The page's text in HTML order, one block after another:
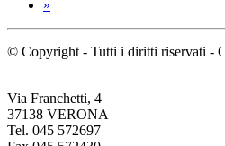
»
© Copyright - Tutti i diritti riservati -
Via Franchetti, 4
37138 VERONA
Tel. 045 572697